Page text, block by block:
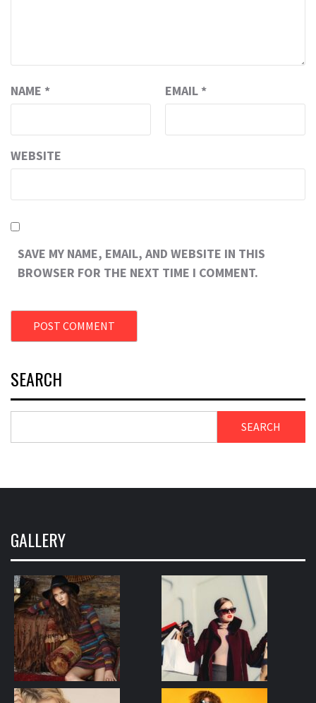
NAME * EMAIL *
WEBSITE
SAVE MY NAME, EMAIL, AND WEBSITE IN THIS
BROWSER FOR THE NEXT TIME I COMMENT.
SEARCH
SEARCH
GALLERY